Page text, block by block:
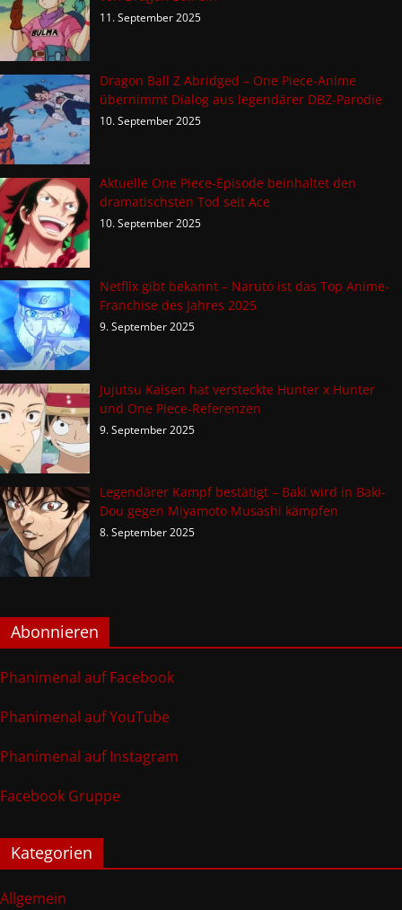
11. September 2025
Dragon Ball Z Abridged – One Piece-Anime
übernimmt Dialog aus legendärer DBZ-Parodie
10. September 2025
Aktuelle One Piece-Episode beinhaltet den
dramatischsten Tod seit Ace
10. September 2025
Netflix gibt bekannt – Naruto ist das Top Anime-
Franchise des Jahres 2025
9. September 2025
Jujutsu Kaisen hat versteckte Hunter x Hunter
und One Piece-Referenzen
9. September 2025
Legendärer Kampf bestätigt – Baki wird in Baki-
Dou gegen Miyamoto Musashi kämpfen
8. September 2025
Abonnieren
Phanimenal auf Facebook
Phanimenal auf YouTube
Phanimenal auf Instagram
Facebook Gruppe
Kategorien
Allgemein